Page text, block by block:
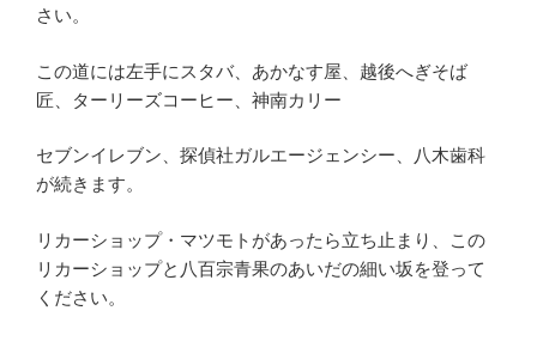
さい。
この道には左手にスタバ、あかなす屋、越後へぎそば
匠、ターリーズコーヒー、神南カリー
セブンイレブン、探偵社ガルエージェンシー、八木歯科
が続きます。
リカーショップ・マツモトがあったら立ち止まり、この
リカーショップと八百宗青果のあいだの細い坂を登って
ください。